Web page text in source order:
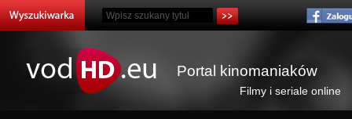
Portal kinomaniaków
Filmy i seriale online